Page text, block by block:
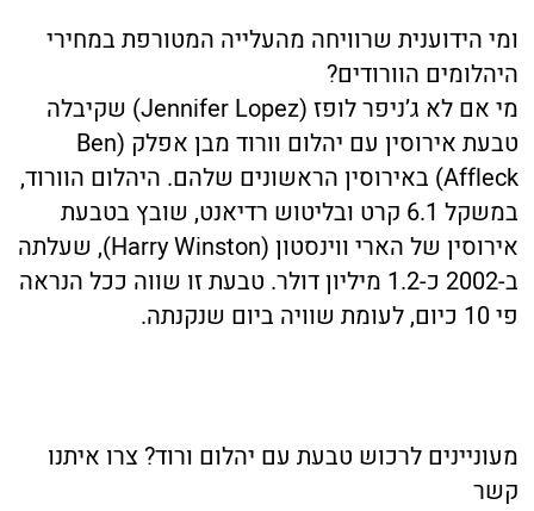
ומי הידוענית שרוויחה מהעלייה המטורפת במחירי
היהלומים הוורודים?
מי אם לא ג’ניפר לופז (Jennifer Lopez) שקיבלה
טבעת אירוסין עם יהלום וורוד מבן אפלק (Ben
Affleck) באירוסין הראשונים שלהם. היהלום הוורוד,
במשקל 6.1 קרט ובליטוש רדיאנט, שובץ בטבעת
אירוסין של הארי ווינסטון (Harry Winston), שעלתה
ב-2002 כ-1.2 מיליון דולר. טבעת זו שווה ככל הנראה
פי 10 כיום, לעומת שוויה ביום שנקנתה.
מעוניינים לרכוש טבעת עם יהלום ורוד? צרו איתנו
קשר